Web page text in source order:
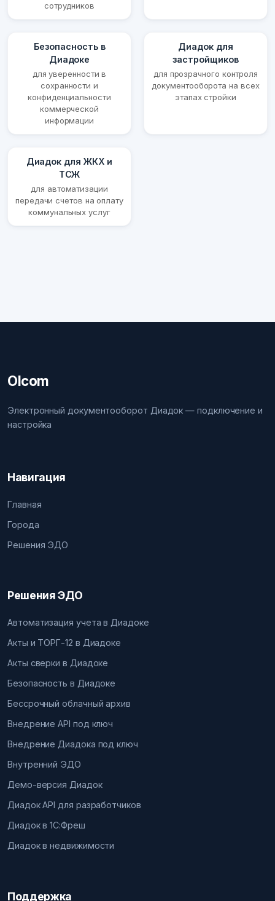
сотрудников
Безопасность в
Диадоке
для уверенности в
сохранности и
конфиденциальности
коммерческой
информации
Диадок для
застройщиков
для прозрачного контроля
документооборота на всех
этапах стройки
Диадок для ЖКХ и
ТСЖ
для автоматизации
передачи счетов на оплату
коммунальных услуг
Olcom
Электронный документооборот Диадок — подключение и
настройка
Навигация
Главная
Города
Решения ЭДО
Решения ЭДО
Автоматизация учета в Диадоке
Акты и ТОРГ-12 в Диадоке
Акты сверки в Диадоке
Безопасность в Диадоке
Бессрочный облачный архив
Внедрение API под ключ
Внедрение Диадока под ключ
Внутренний ЭДО
Демо-версия Диадок
Диадок API для разработчиков
Диадок в 1С:Фреш
Диадок в недвижимости
Поддержка